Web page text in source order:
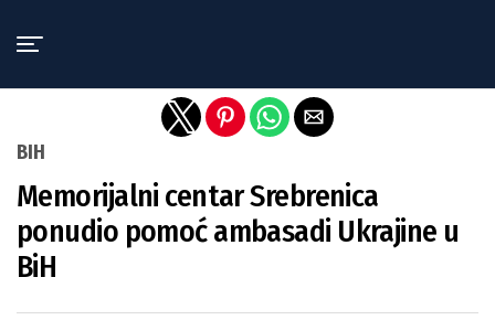
BIH
Memorijalni centar Srebrenica
ponudio pomoć ambasadi Ukrajine u
BiH